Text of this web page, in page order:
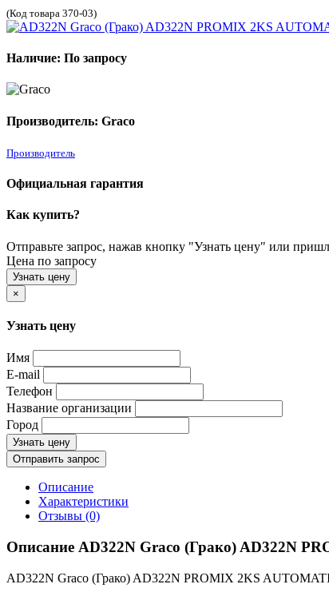
(Код товара 370-03)
Наличие: По запросу
Производитель: Graco
Производитель
Официальная гарантия
Как купить?
Отправьте запрос, нажав кнопку "Узнать цену" или
Цена по запросу
Узнать цену
×
Узнать цену
Имя
E-mail
Телефон
Название организации
Город
Узнать цену
Отправить запрос
Описание
Характеристики
Отзывы (0)
Описание AD322N Graco (Грако) AD322N
AD322N Graco (Грако) AD322N PROMIX 2KS